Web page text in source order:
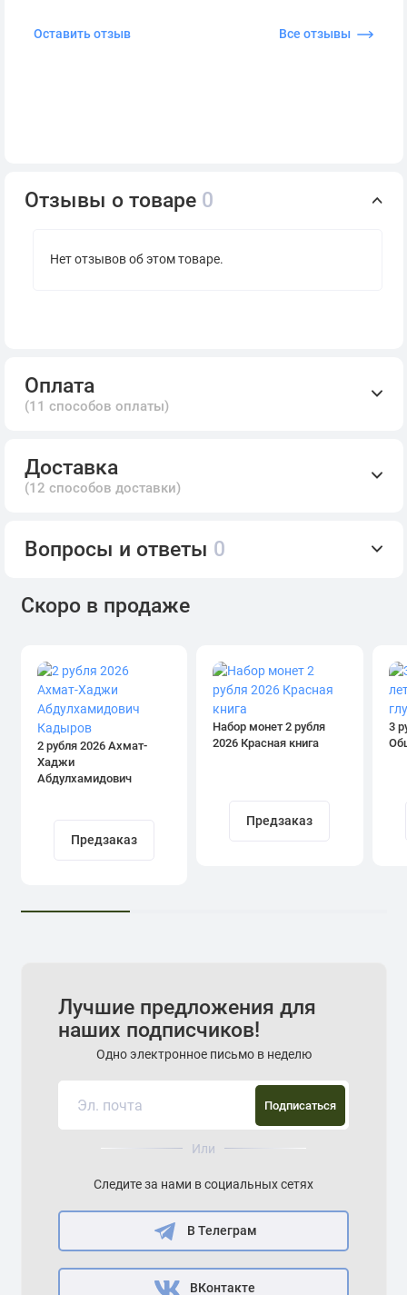
Оставить отзыв Все отзывы
Отзывы о товаре 0
Нет отзывов об этом товаре.
Оплата
(11 способов оплаты)
Доставка
(12 способов доставки)
Вопросы и ответы 0
Скоро в продаже
2 рубля 2026 Ахмат-
Хаджи
Абдулхамидович
Предзаказ
Набор монет 2 рубля
2026 Красная книга
Предзаказ
3
Лучшие предложения для
наших подписчиков!
Одно электронное письмо в неделю
Подписаться
Или
Следите за нами в социальных сетях
В Телеграм
ВКонтакте